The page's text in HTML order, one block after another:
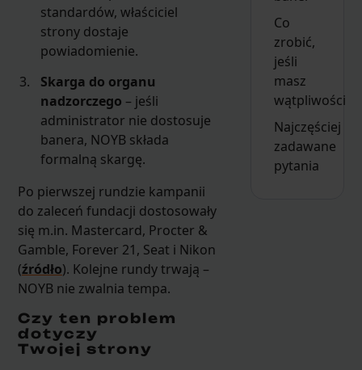
standardów, właściciel
strony dostaje
powiadomienie.
Skarga do organu
nadzorczego – jeśli
administrator nie dostosuje
banera, NOYB składa
formalną skargę.
Po pierwszej rundzie kampanii
do zaleceń fundacji dostosowały
się m.in. Mastercard, Procter &
Gamble, Forever 21, Seat i Nikon
(źródło). Kolejne rundy trwają –
NOYB nie zwalnia tempa.
Czy ten problem
dotyczy
Twojej strony
Co
zrobić,
jeśli
masz
wątpliwości
Najczęściej
zadawane
pytania